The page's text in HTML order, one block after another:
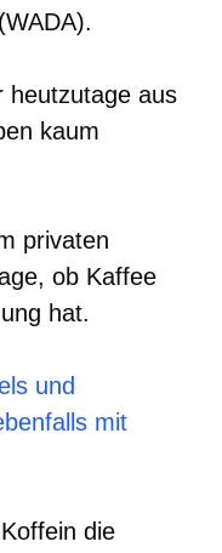
heutzutage aus
kaum
privaten
ob Kaffee
hat.
und
mit
die